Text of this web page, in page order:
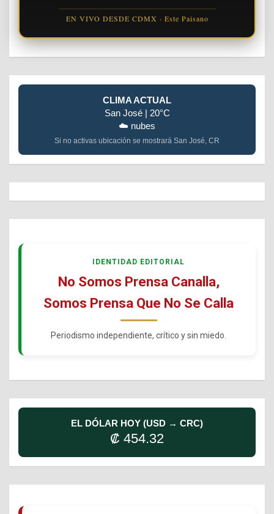
EN VIVO DESDE CDMX · Este Paisano
CLIMA ACTUAL
San José | 20°C
☁️ nubes
Si no activas ubicación se mostrará San José, CR
IDENTIDAD EDITORIAL
No Somos Prensa Canalla,
Somos Prensa Que No Se Calla
Periodismo independiente, crítico y sin miedo.
EL DÓLAR HOY (USD → CRC)
₡ 454.32